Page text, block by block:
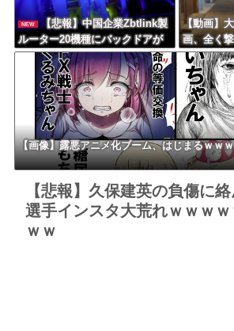
NEW
【悲報】中国企業Zbtlink製
ルーター20機種にバックドアが
発見されるｗｗｗｗｗｗｗｗｗ
【動画】
画、全く
ｗｗｗｗ
【画像】露悪アニメ化ブーム、はじまるｗｗ
【悲報】久保建英の負傷に
選手インスタ大荒れｗｗｗ
ｗｗ